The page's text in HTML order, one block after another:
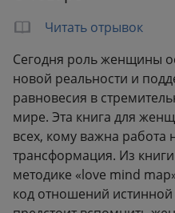
Читать отрывок
Сегодня роль женщины
новой реальности и
равновесия в
мире. Эта книга для
всех, кому важна работа
трансформация. Из
методике «love mind
код отношений